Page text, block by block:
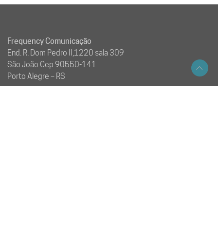
Frequency Comunicação
End. R. Dom Pedro II,1220 sala 309
São João Cep 90550-141
Porto Alegre – RS